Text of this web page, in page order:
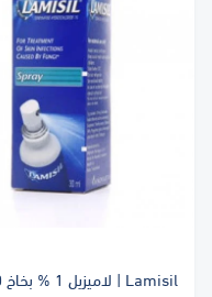
Lamisil | لاميزيل 1 % بخاخ 30 مل